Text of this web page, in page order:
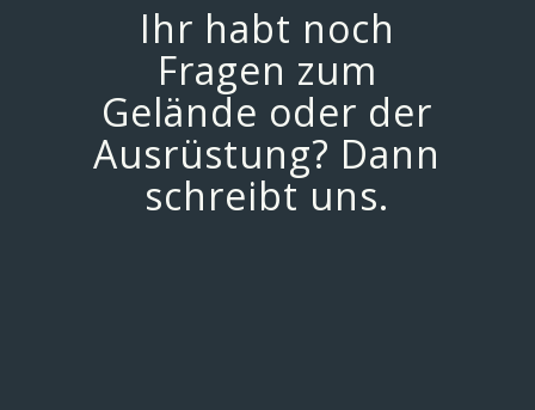
Ihr habt noch
Fragen zum
Gelände oder der
Ausrüstung? Dann
schreibt uns.